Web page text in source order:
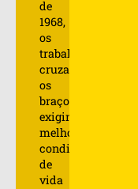
de
1968,
os
trabalhadores
cruzaram
os
braços
exigindo
melhores
condições
de
vida